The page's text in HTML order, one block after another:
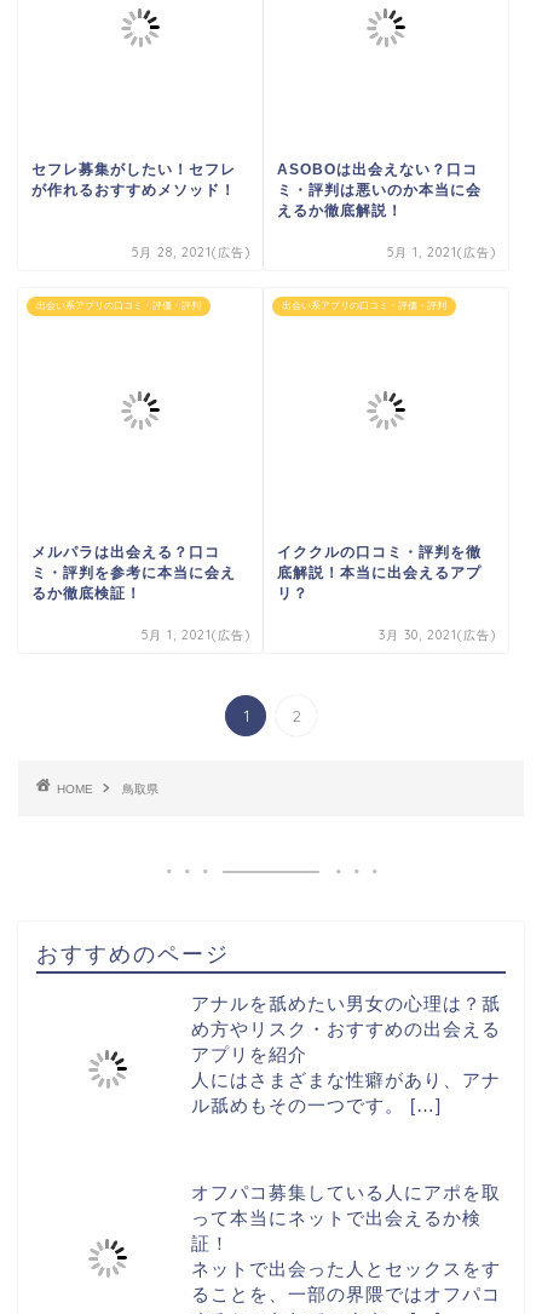
セフレ募集がしたい！セフレ
が作れるおすすめメソッド！
5月 28, 2021(広告)
ASOBOは出会えない？口コ
ミ・評判は悪いのか本当に会
えるか徹底解説！
5月 1, 2021(広告)
出会い系アプリの口コミ・評価・評判
メルパラは出会える？口コ
ミ・評判を参考に本当に会え
るか徹底検証！
5月 1, 2021(広告)
出会い系アプリの口コミ・評価・評判
イククルの口コミ・評判を徹
底解説！本当に出会えるアプ
リ？
3月 30, 2021(広告)
1 2
HOME 鳥取県
おすすめのページ
アナルを舐めたい男女の心理は？舐
め方やリスク・おすすめの出会える
アプリを紹介
人にはさまざまな性癖があり、アナ
ル舐めもその一つです。 […]
オフパコ募集している人にアポを取
って本当にネットで出会えるか検
証！
ネットで出会った人とセックスをす
ることを、一部の界隈ではオフパコ